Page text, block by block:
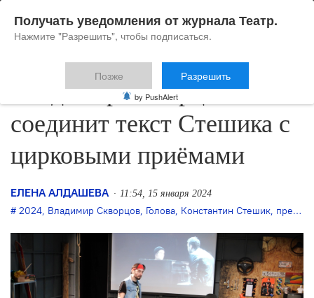
Владимир Скворцов
соединит текст Стешика с
цирковыми приёмами
ЕЛЕНА АЛДАШЕВА 11:54, 15 января 2024
2024, Владимир Скворцов, Голова, Константин Стешик, премьера
Получать уведомления от журнала Театр.
Нажмите "Разрешить", чтобы подписаться.
Позже Разрешить
by PushAlert